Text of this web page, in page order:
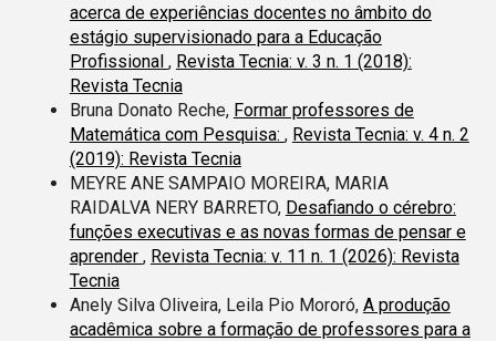
acerca de experiências docentes no âmbito do
estágio supervisionado para a Educação
Profissional , Revista Tecnia: v. 3 n. 1 (2018):
Revista Tecnia
Bruna Donato Reche, Formar professores de
Matemática com Pesquisa: , Revista Tecnia: v. 4 n. 2
(2019): Revista Tecnia
MEYRE ANE SAMPAIO MOREIRA, MARIA
RAIDALVA NERY BARRETO, Desafiando o cérebro:
funções executivas e as novas formas de pensar e
aprender , Revista Tecnia: v. 11 n. 1 (2026): Revista
Tecnia
Anely Silva Oliveira, Leila Pio Mororó, A produção
acadêmica sobre a formação de professores para a